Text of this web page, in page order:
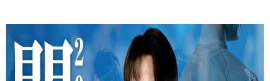
ニッパツシート
Buy Ticket Here
練習見学について
試合会場アクセス
観戦ルール・マナー
クラブ概要
フリ丸のページ
ファン
横浜FC公式オンラインショップ